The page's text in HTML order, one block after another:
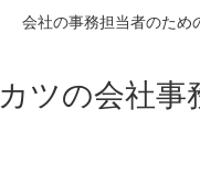
会社の事務担当者のため
カツの会社事